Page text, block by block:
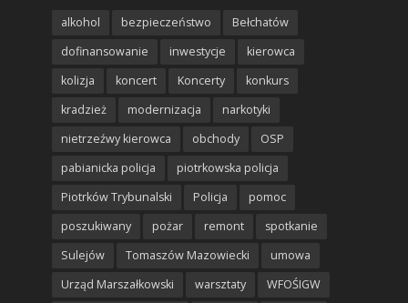
alkohol bezpieczeństwo
Bełchatów
dofinansowanie
inwestycje
kierowca
kolizja
koncert Koncerty
konkurs
kradzież
modernizacja
narkotyki
nietrzeźwy kierowca
obchody
OSP
pabianicka policja
piotrkowska policja
Piotrków Trybunalski
Policja
pomoc
poszukiwany
pożar remont
spotkanie
Sulejów
Tomaszów Mazowiecki
umowa
Urząd Marszałkowski
warsztaty WFOŚIGW